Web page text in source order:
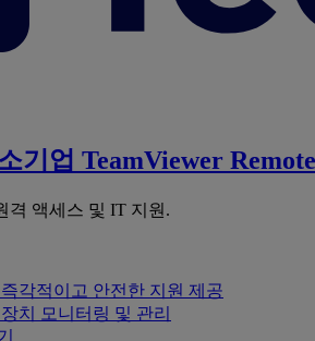
기업 TeamViewer Remote
격 액세스 및 IT 지원.
즉각적이고 안전한 지원 제공
장치 모니터링 및 관리